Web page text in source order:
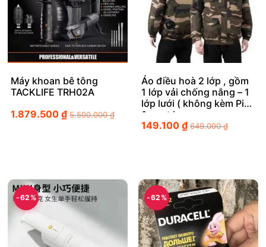
Máy khoan bê tông
TACKLIFE TRH02A
1.879.500 ₫ 5.500.000₫
Áo điều hoà 2 lớp , gồm
1 lớp vải chống nắng – 1
lớp lưới ( không kèm Pin
& quạt )
149.100₫ 649.000₫
-62% -62%